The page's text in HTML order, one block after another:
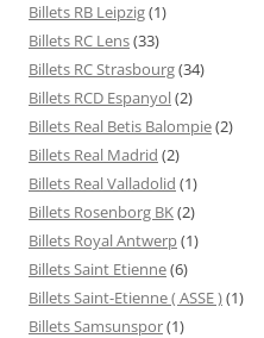
Billets RB Leipzig(1)
Billets RC Lens(33)
Billets RC Strasbourg(34)
Billets RCD Espanyol(2)
Billets Real Betis Balompie(2)
Billets Real Madrid (2)
Billets Real Valladolid (1)
Billets Rosenborg BK(2)
Billets Royal Antwerp(1)
Billets Saint Etienne(6)
Billets Saint-Etienne ( ASSE )(1)
Billets Samsunspor(1)